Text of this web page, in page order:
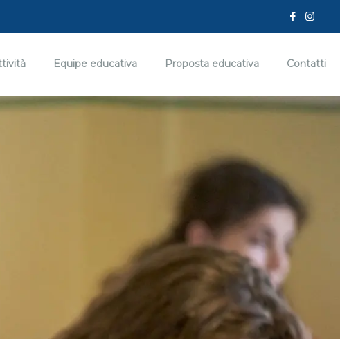
Equipe educativa Proposta educativa Contatti